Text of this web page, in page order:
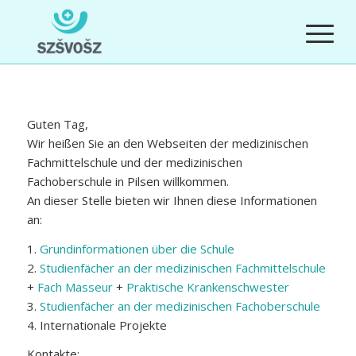
Guten Tag,
Wir heißen Sie an den Webseiten der medizinischen
Fachmittelschule und der medizinischen
Fachoberschule in Pilsen willkommen.
An dieser Stelle bieten wir Ihnen diese Informationen
an:
1. Grundinformationen über die Schule
2. Studienfächer an der medizinischen Fachmittelschule
+ Fach Masseur+ Praktische Krankenschwester
3. Studienfächer an der medizinischen Fachoberschule
4. Internationale Projekte